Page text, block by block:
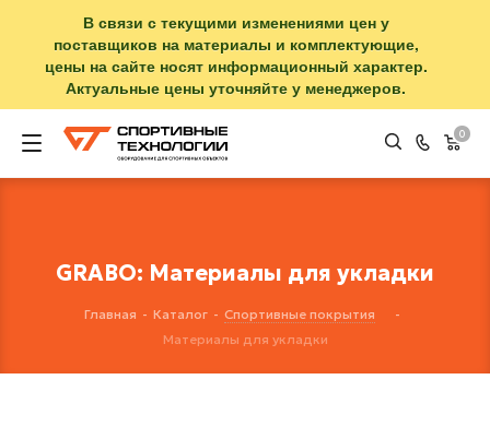
В связи с текущими изменениями цен у
поставщиков на материалы и комплектующие,
цены на сайте носят информационный характер.
Актуальные цены уточняйте у менеджеров.
0
GRABO: Материалы для укладки
Главная - Каталог - Спортивные покрытия
-
Материалы для укладки